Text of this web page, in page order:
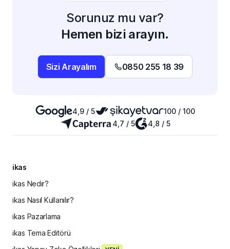
Sorunuz mu var?
Hemen bizi arayın.
Sizi Arayalım 0850 255 18 39
4,9 / 5
100 / 100
4,7 / 5
4,8 / 5
ikas
ikas Nedir?
ikas Nasıl Kullanılır?
ikas Pazarlama
ikas Tema Editörü